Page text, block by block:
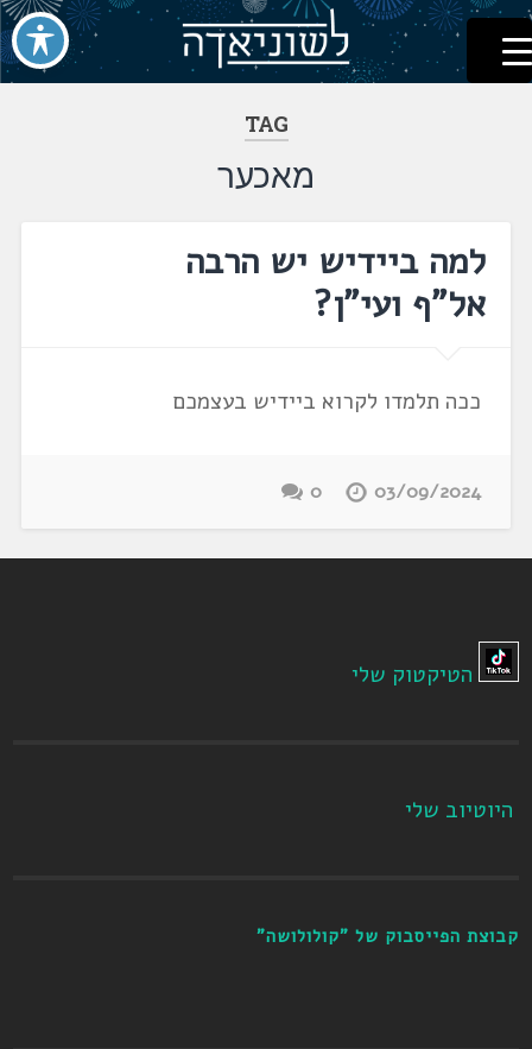
דלג
לתוכן
לשוניאדה
עברית. לשון. שפה
TAG
מאכער
למה ביידיש יש הרבה
אל"ף ועי"ן?
ככה תלמדו לקרוא ביידיש בעצמכם
03/09/2024
0
הטיקטוק שלי
היוטיוב שלי
קבוצת הפייסבוק של "קולולושה"